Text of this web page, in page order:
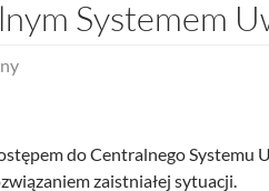
Systemem
do Centralnego Systemu
zaistniałej sytuacji.